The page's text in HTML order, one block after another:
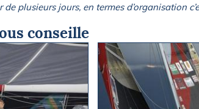
plusieurs jours, en termes d’organisation
conseille